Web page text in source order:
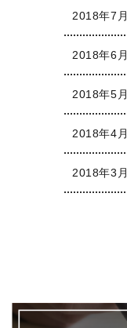
2018年7月
2018年6月
2018年5月
2018年4月
2018年3月